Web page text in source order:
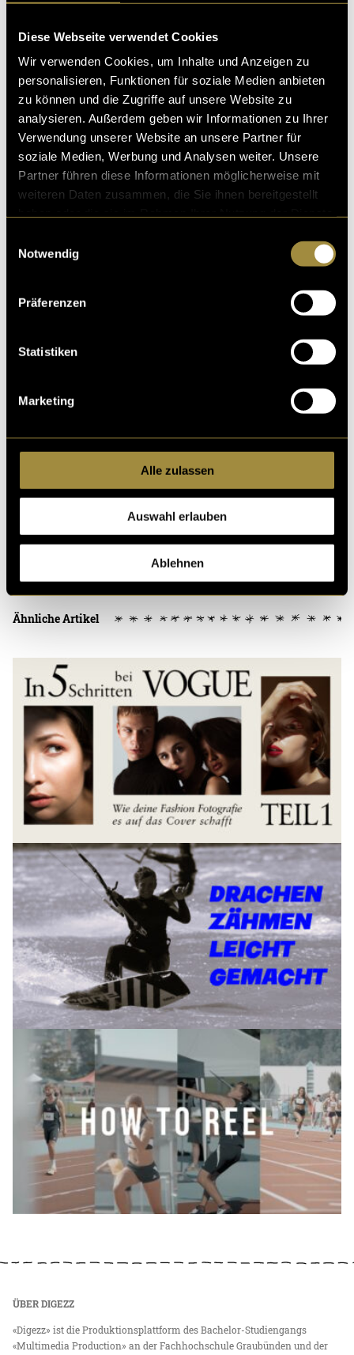
Diese Webseite verwendet Cookies
Wir verwenden Cookies, um Inhalte und Anzeigen zu
personalisieren, Funktionen für soziale Medien anbieten
zu können und die Zugriffe auf unsere Website zu
analysieren. Außerdem geben wir Informationen zu Ihrer
Verwendung unserer Website an unsere Partner für
soziale Medien, Werbung und Analysen weiter. Unsere
Partner führen diese Informationen möglicherweise mit
weiteren Daten zusammen, die Sie ihnen bereitgestellt
Notwendig
Präferenzen
Statistiken
Marketing
Alle zulassen
Auswahl erlauben
Ablehnen
(dbo)
Ähnliche Artikel
ÜBER DIGEZZ
«Digezz» ist die Produktionsplattform des Bachelor-Studiengangs
«Multimedia Production» an der Fachhochschule Graubünden und der